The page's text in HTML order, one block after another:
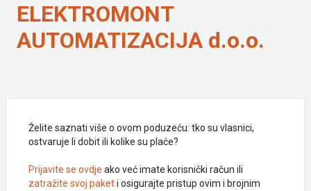
ELEKTROMONT
AUTOMATIZACIJA d.o.o.
Želite saznati više o ovom poduzeću: tko su vlasnici,
ostvaruje li dobit ili kolike su plaće?
Prijavite se ovdje ako već imate korisnički račun ili
zatražite svoj paketi osigurajte pristup ovim i brojnim